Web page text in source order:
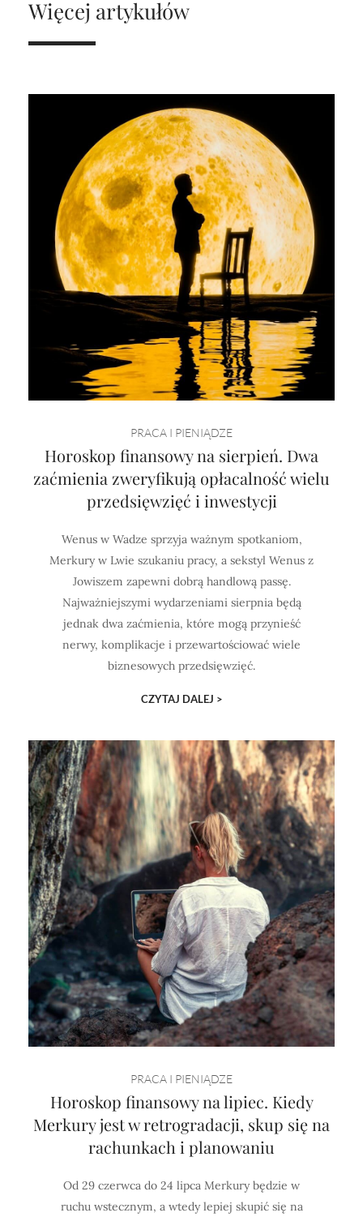
Więcej artykułów
PRACA I PIENIĄDZE
Horoskop finansowy na sierpień. Dwa
zaćmienia zweryfikują opłacalność wielu
przedsięwzięć i inwestycji
Wenus w Wadze sprzyja ważnym spotkaniom,
Merkury w Lwie szukaniu pracy, a sekstyl Wenus z
Jowiszem zapewni dobrą handlową passę.
Najważniejszymi wydarzeniami sierpnia będą
jednak dwa zaćmienia, które mogą przynieść
nerwy, komplikacje i przewartościować wiele
biznesowych przedsięwzięć.
CZYTAJ DALEJ >
PRACA I PIENIĄDZE
Horoskop finansowy na lipiec. Kiedy
Merkury jest w retrogradacji, skup się na
rachunkach i planowaniu
Od 29 czerwca do 24 lipca Merkury będzie w
ruchu wstecznym, a wtedy lepiej skupić się na